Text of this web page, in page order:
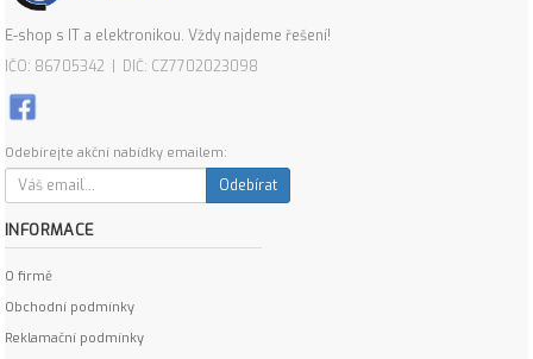
E-shop s IT a elektronikou. Vždy najdeme řešení!
IČO: 86705342 | DIČ: CZ7702023098
Odebírejte akční nabídky emailem:
Odebírat
INFORMACE
O firmě
Obchodní podmínky
Reklamační podmínky